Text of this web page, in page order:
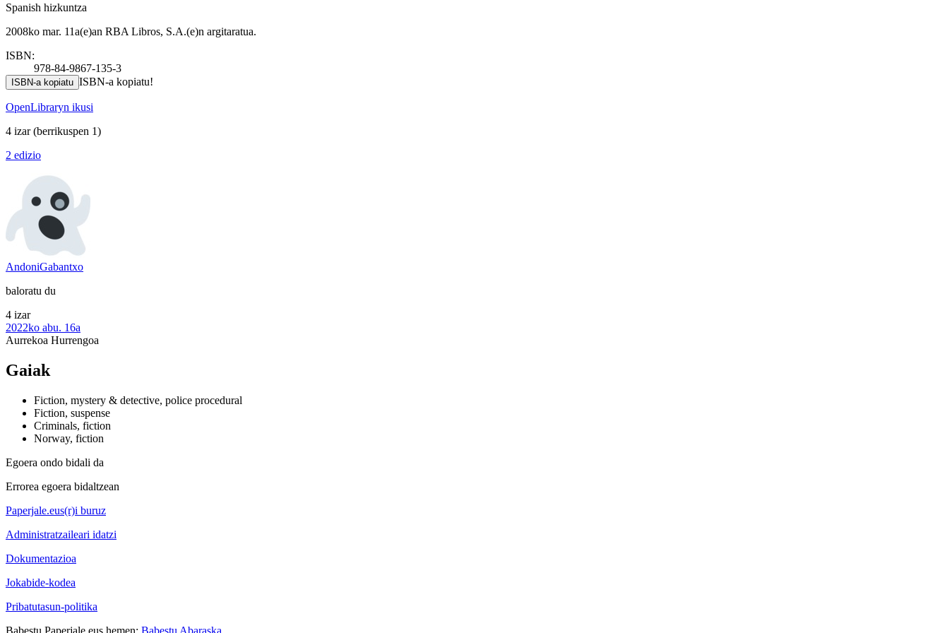
Spanish hizkuntza
2008ko mar. 11a(e)an RBA Libros, S.A.(e)n argitaratua.
ISBN:
978-84-9867-135-3
ISBN-a kopiatu ISBN-a kopiatu!
OpenLibraryn ikusi
4 izar(berrikuspen 1)
2 edizio
AndoniGabantxo
baloratu du
4 izar
2022ko abu. 16a
Aurrekoa Hurrengoa
Gaiak
Fiction, mystery & detective, police procedural
Fiction, suspense
Criminals, fiction
Norway, fiction
Egoera ondo bidali da
Errorea egoera bidaltzean
Paperjale.eus(r)i buruz
Administratzaileari idatzi
Dokumentazioa
Jokabide-kodea
Pribatutasun-politika
Babestu Paperjale.eus hemen: Babestu Abaraska